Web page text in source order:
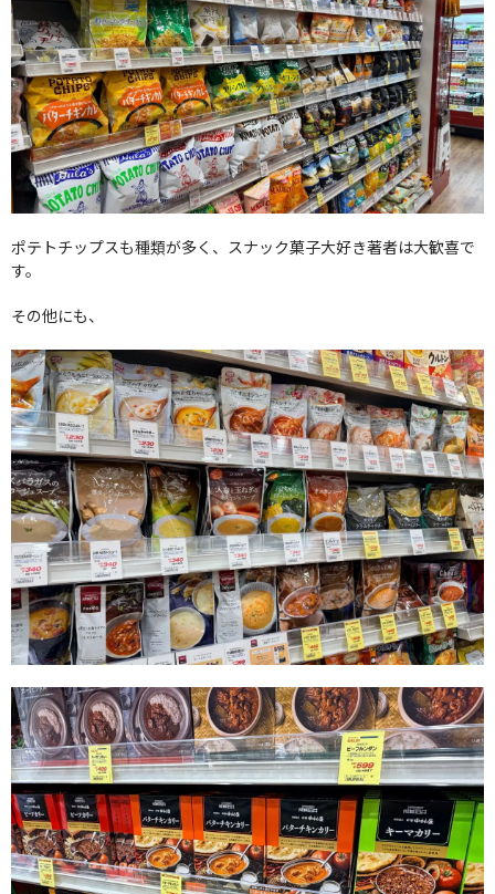
ポテトチップスも種類が多く、スナック菓子大好き著者は大歓喜で
す。
その他にも、